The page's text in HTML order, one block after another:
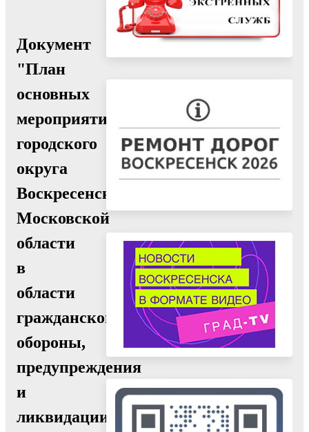
Документ
"План
основных
мероприятий
городского
округа
Воскресенск
Московской
области
в
области
гражданской
обороны,
предупреждения
и
ликвидации